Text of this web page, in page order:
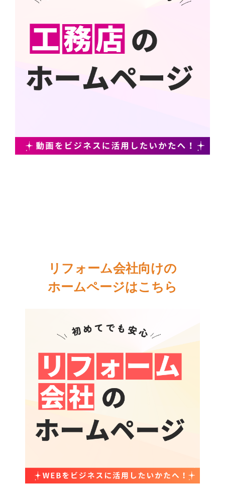
リフォーム会社向けの
ホームページはこちら